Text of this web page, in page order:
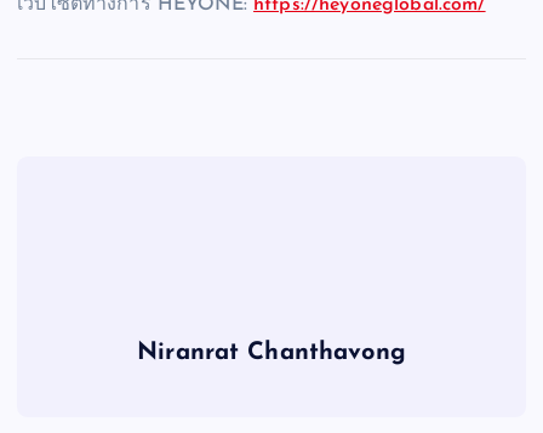
เว็บไซต์ทางการ HEYONE: https://heyoneglobal.com/
Niranrat Chanthavong